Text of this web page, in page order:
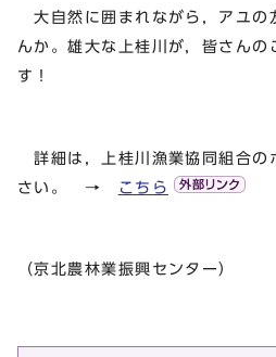
大自然に囲まれながら，アユの
んか。雄大な上桂川が，皆さんの
す！
詳細は，上桂川漁業協同組合の
さい。 →
こちら
（京北農林業振興センター）